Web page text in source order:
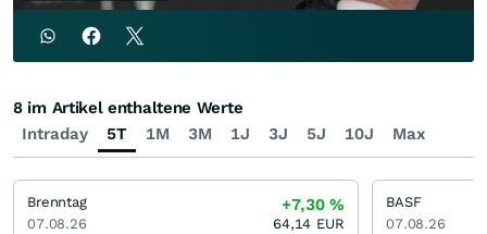
Intraday 5T 1M 3M 1J 3J 5J 10J Max
8 im Artikel enthaltene Werte
Brenntag
07.08.26
+7,30%
64,14 EUR
BASF
07.08.26